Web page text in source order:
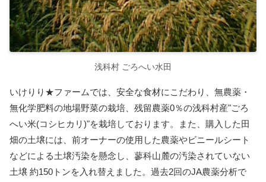
浅科村 ごろへい水田
いけりり★ファームでは、安全な食材にこだわり、無農薬・
無化学肥料の地場野菜の栽培、残留農薬0％の浅科村産"ごろ
へい米(コシヒカリ)"を栽培しております。また、購入した田
畑の土壌には、前オーナーの使用した農薬やビニールシート
などによる土壌汚染を懸念し、蓼科山麓の汚染されていない
土壌 約150トンを入れ替えました。過去2回のJA農薬分析で